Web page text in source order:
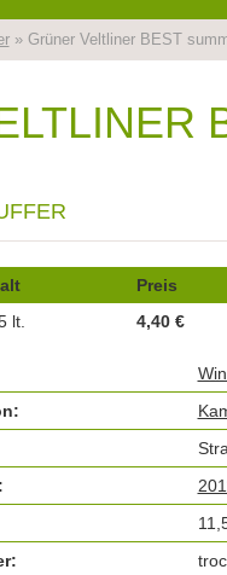
» Grüner Veltliner BEST
Preis
lt. 4,40 €